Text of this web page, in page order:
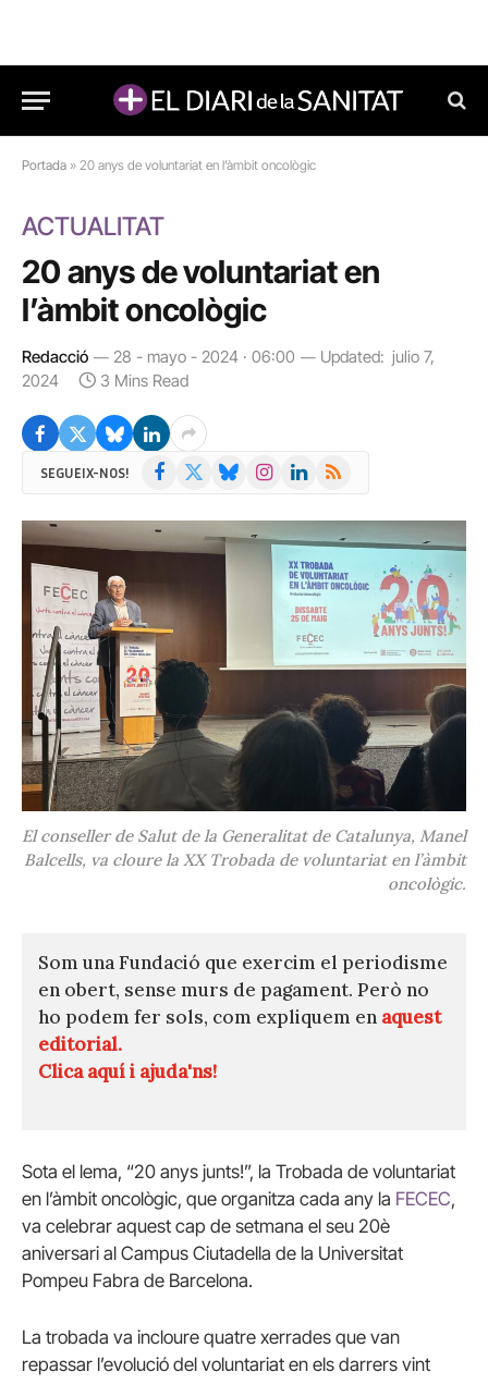
Portada » 20 anys de voluntariat en l’àmbit oncològic
ACTUALITAT
20 anys de voluntariat en
l’àmbit oncològic
Redacció 28 - mayo - 2024 · 06:00 Updated: julio 7,
2024
3 Mins Read
SEGUEIX-NOS! Facebook BlueskyInstagramLinkedIn
RSS
El conseller de Salut de la Generalitat de Catalunya, Manel
Balcells, va cloure la XX Trobada de voluntariat en l’àmbit
oncològic.
Som una Fundació que exercim el periodisme
en obert, sense murs de pagament. Però no
ho podem fer sols, com expliquem en aquest
editorial.
Clica aquí i ajuda'ns!
Sota el lema, “20 anys junts!”, la Trobada de voluntariat
en l’àmbit oncològic, que organitza cada any la FECEC,
va celebrar aquest cap de setmana el seu 20è
aniversari al Campus Ciutadella de la Universitat
Pompeu Fabra de Barcelona.
La trobada va incloure quatre xerrades que van
repassar l’evolució del voluntariat en els darrers vint